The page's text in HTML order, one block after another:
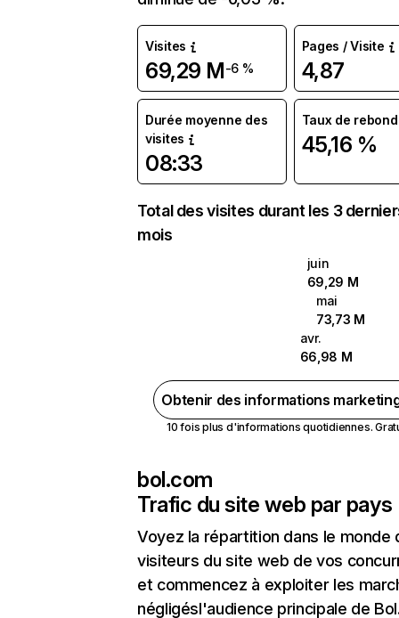
Visites
69,29 M-6 %
Pages / Visite
4,87
Durée moyenne des
visites
08:33
Taux de rebond
45,16 %
Total des visites durant les 3
mois
juin
69,29 M
mai
73,73 M
avr.
66,98 M
Obtenir des informations
10 fois plus d'informations quotidiennes.
bol.com
Trafic du site web par pays
Voyez la répartition dans le monde
visiteurs du site web de vos
et commencez à exploiter les
négligésl'audience principale de